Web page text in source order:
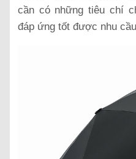
cần có những tiêu chí
đáp ứng tốt được nhu